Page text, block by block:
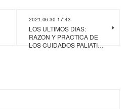
2021.06.30 17:43
LOS ULTIMOS DIAS:
RAZON Y PRACTICA DE
LOS CUIDADOS PALIATI…